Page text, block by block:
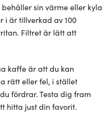
sin värme eller kyla
i är tillverkad av 100
Filtret är lätt att
kaffe är att du kan
rätt eller fel, i stället
fördrar. Testa dig fram
hitta just din favorit.